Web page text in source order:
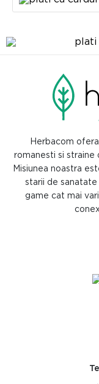
Herbacom
romanesti si straine
Misiunea noastra
starii de sanatate
game cat mai